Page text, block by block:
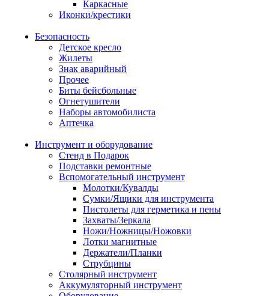
Каркасные
Иконки/крестики
Безопасность
Детское кресло
Жилеты
Знак аварийный
Прочее
Биты бейсбольные
Огнетушители
Наборы автомобилиста
Аптечка
Инструмент и оборудование
Стенд в Подарок
Подставки ремонтные
Вспомогательный инструмент
Молотки/Кувалды
Сумки/Ящики для инструмента
Пистолеты для герметика и пены
Захваты/Зеркала
Ножи/Ножницы/Ножовки
Лотки магнитные
Держатели/Планки
Струбцины
Столярный инструмент
Аккумуляторный инструмент